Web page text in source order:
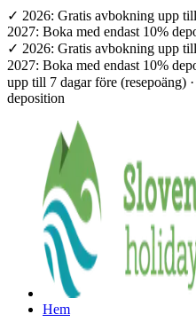
✓ 2026: Gratis avbokning upp
2027: Boka med endast 10%
✓ 2026: Gratis avbokning upp
2027: Boka med endast 10%
upp till 7 dagar före (resepoäng)
deposition
Hem